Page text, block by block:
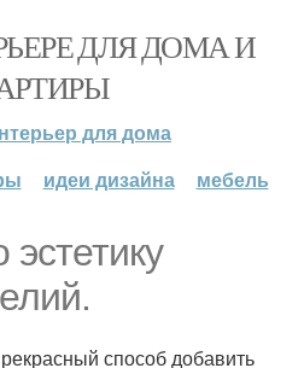
ДЛЯ ДОМА И
для дома
идеи дизайна мебель
эстетику
способ добавить